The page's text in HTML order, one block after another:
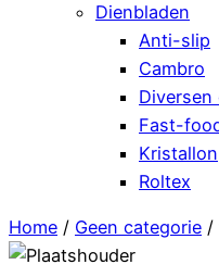
Dienbladen
Anti-slip
Cambro
Diversen
Fast-
Kristallon
Roltex
Home / Geen categorie /